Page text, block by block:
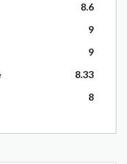
8.6
9
9
8.33
8